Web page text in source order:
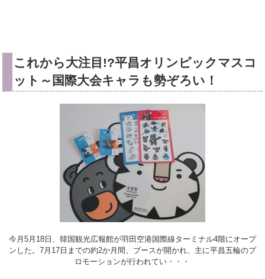
これから大注目!?平昌オリンピックマスコ
ット～国際大会キャラも勢ぞろい！
今月5月18日、韓国観光広報館が羽田空港国際線ターミナル4階にオープ
ンした。7月17日までの約2か月間、ブースが開かれ、主に平昌五輪のプ
ロモーションが行われてい・・・